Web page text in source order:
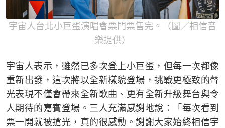
宇宙人台北小巨蛋演唱會票門票售完。（圖／相信音
樂提供）
宇宙人表示，雖然已多次登上小巨蛋，但每一次都像
重新出發，這次將以全新樣貌登場，挑戰更極致的聲
光表現不僅會帶來全新歌曲、更有全新升級舞台與令
人期待的嘉賓登場。三人充滿感謝地說：「每次看到
票一開就被搶光，真的很感動。謝謝大家始終相信宇